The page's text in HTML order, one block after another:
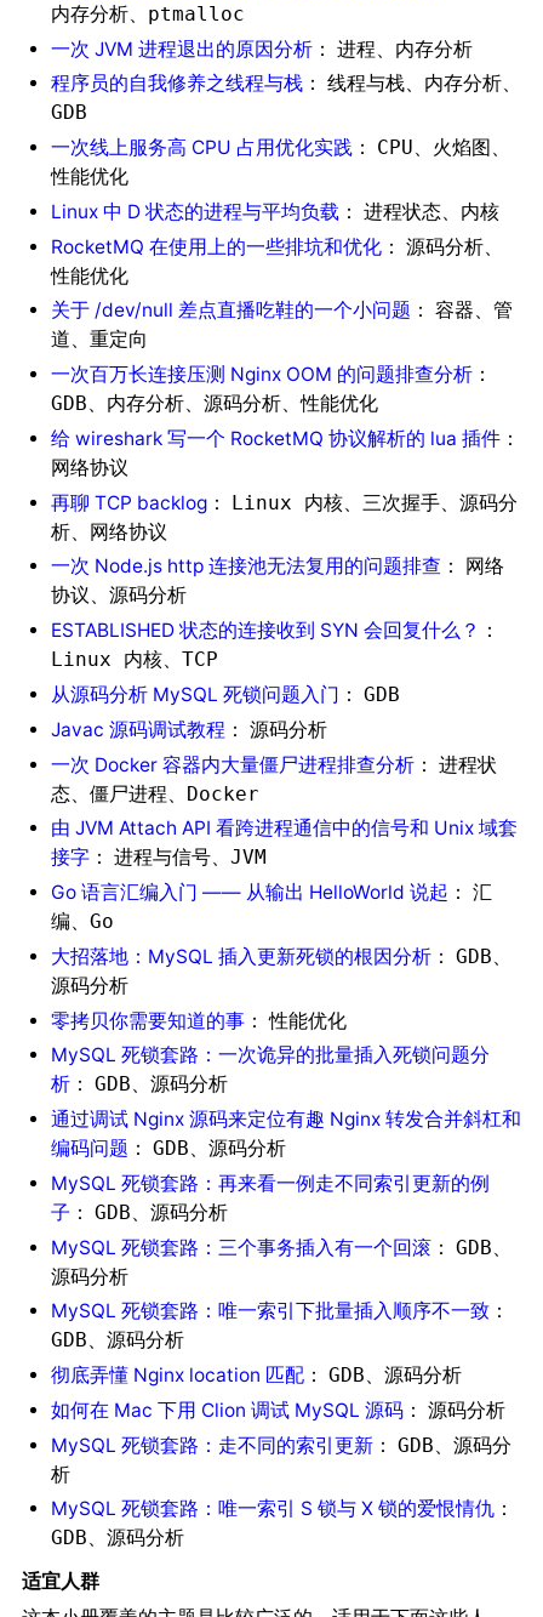
内存分析、 ptmalloc
一次 JVM 进程退出的原因分析： 进程 内存分析
程序员的自我修养之线程与栈： 线程与栈、 内存分析、
GDB
一次线上服务高 CPU 占用优化实践： CPU、 火焰图 、
性能优化
Linux 中 D 状态的进程与平均负载： 进程状态、 内核
RocketMQ 在使用上的一些排坑和优化： 源码分析、
性能优化
关于 /dev/null 差点直播吃鞋的一个小问题 ： 容器、 管
道、 重定向
一次百万长连接压测 Nginx OOM 的问题排查分析：
GDB、 内存分析、 源码分析、性能优化
给 wireshark 写一个 RocketMQ 协议解析的 lua 插件：
网络协议
再聊 TCP backlog： Linux 内核、 三次握手、 源码分
析、 网络协议
一次 Node.js http 连接池无法复用的问题排查 ：
网络
协议 、 源码分析
ESTABLISHED 状态的连接收到 SYN 会回复什么？ ：
Linux 内核、 TCP
从源码分析 MySQL 死锁问题入门 ： GDB
Javac 源码调试教程 ： 源码分析
一次 Docker 容器内大量僵尸进程排查分析： 进程状
态、 僵尸进程 Docker
由 JVM Attach API 看跨进程通信中的信号和 Unix 域套
接字： 进程与信号、 JVM
Go 语言汇编入门 —— 从输出 HelloWorld 说起 ： 汇
编、 Go
大招落地：MySQL 插入更新死锁的根因分析： GDB
源码分析
零拷贝你需要知道的事：性能优化
MySQL 死锁套路：一次诡异的批量插入死锁问题分
析： GDB、 源码分析
通过调试 Nginx 源码来定位有趣 Nginx 转发合并斜杠和
编码问题 ： GDB、 源码分析
MySQL 死锁套路：再来看一例走不同索引更新的例
子 ： GDB、 源码分析
MySQL 死锁套路：三个事务插入有一个回滚： GDB
源码分析
MySQL 死锁套路：唯一索引下批量插入顺序不一致：
GDB、 源码分析
彻底弄懂 Nginx location 匹配： GDB、 源码分析
如何在 Mac 下用 Clion 调试 MySQL 源码： 源码分析
MySQL 死锁套路：走不同的索引更新： GDB
源码分
析
MySQL 死锁套路：唯一索引 S 锁与 X 锁的爱恨情仇：
GDB、 源码分析
适宜人群